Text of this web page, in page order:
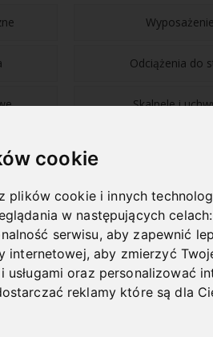
cookie
plików cookie i innych
w następujących
serwisu, aby zapewnić
internetowej,aby zmierzyć
usługami oraz personalizować
reklamy które są dla
Wyposażenie
Odciążenia do
Skalpele i
NAWIGACJA
BLOG
HURTOWNIA
VLOG